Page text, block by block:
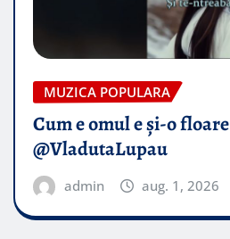
MUZICA POPULARA
Cum e omul e și-o floare
@VladutaLupau
admin aug. 1, 2026